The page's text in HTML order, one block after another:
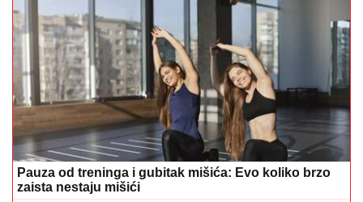
Pauza od treninga i gubitak mišića: Evo koliko brzo
zaista nestaju mišići